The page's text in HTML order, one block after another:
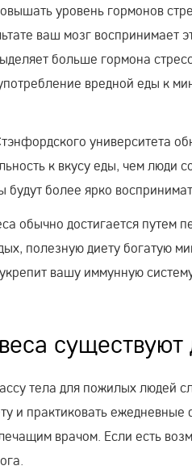
уровень гормонов
ваш мозг воспринимает
больше гормона
вредной еды к
университета
к вкусу еды, чем люди
будут более ярко
обычно достигается путем
полезную диету богатую
вашу иммунную
тела для пожилых людей
и практиковать
врачом. Если есть